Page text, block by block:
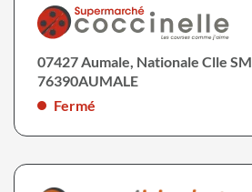
07427 Aumale, Nationale Clle SM
76390AUMALE
Fermé